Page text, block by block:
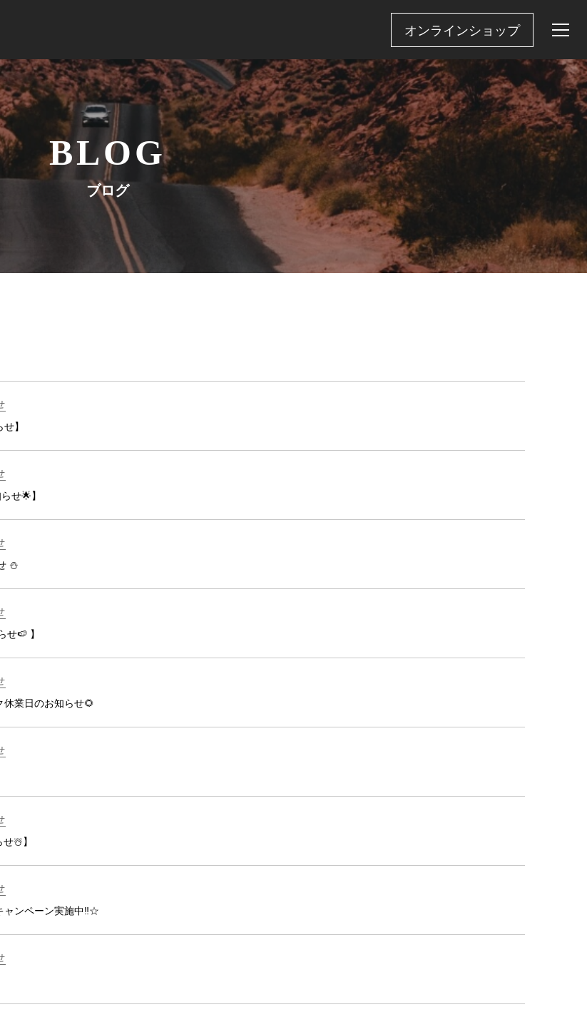
オンラインショップ
トップ
B-Craftについて
基本商品
製作実績
オーダーフロー
業販見積依頼
特定商取引法
BLOG
ブログ
】
せ🌟】
⛄
せ🍉 】
休業日のお知らせ🌻
せ☃️】
ンペーン実施中‼☆